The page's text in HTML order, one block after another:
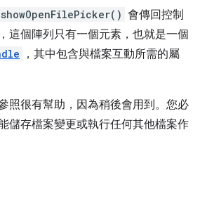
showOpenFilePicker() 會傳回控制
這個陣列只有一個元素，也就是一個
，其中包含與檔案互動所需的屬
照很有幫助，因為稍後會用到。您必
儲存檔案變更或執行任何其他檔案作